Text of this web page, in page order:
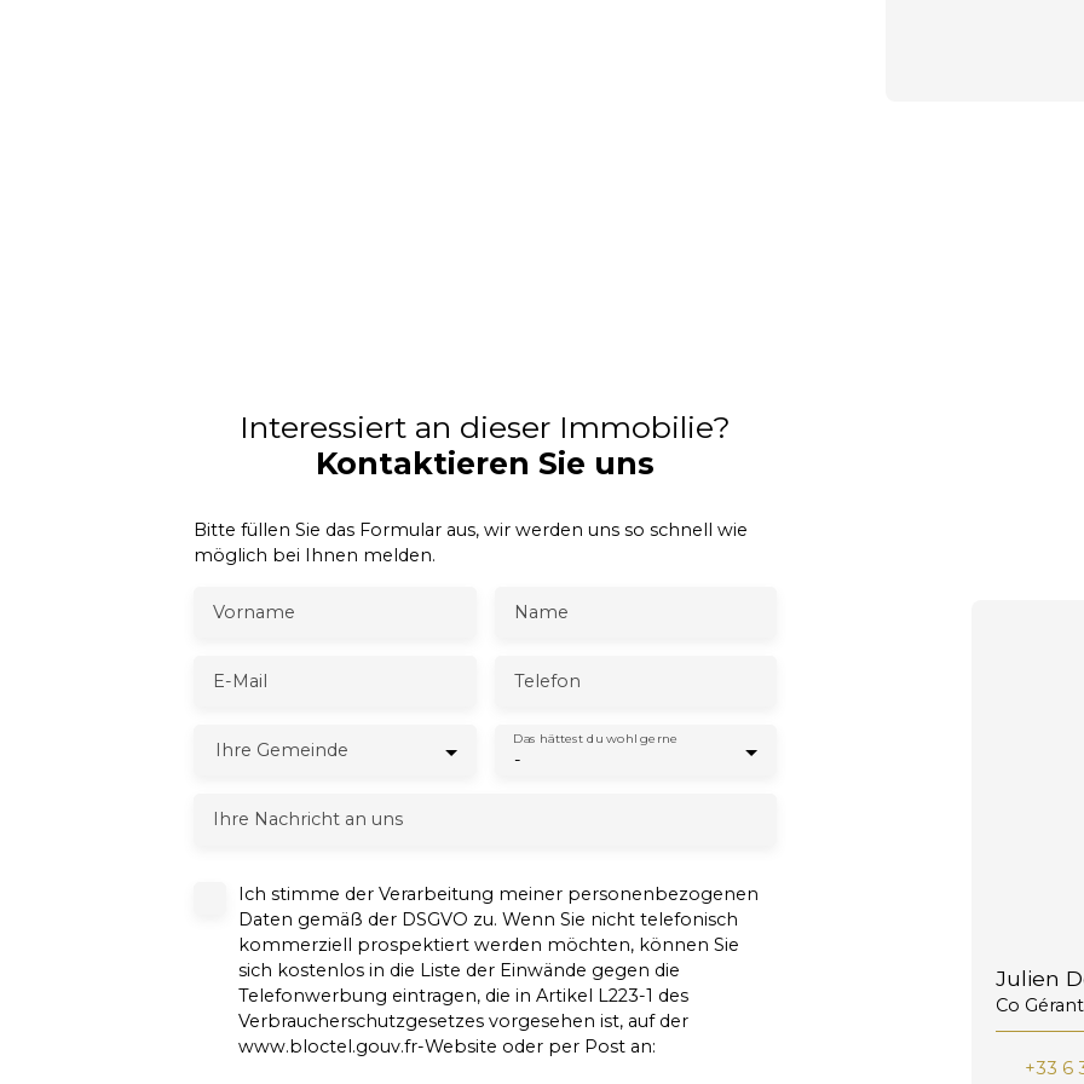
Interessiert an dieser Immobilie?
Kontaktieren Sie uns
Bitte füllen Sie das Formular aus, wir werden uns so schnell wie
möglich bei Ihnen melden.
Vorname Name
E-Mail Telefon
Ihre Gemeinde -
Das hättest du wohl gerne
Ihre Nachricht an uns
Ich stimme der Verarbeitung meiner personenbezogenen
Daten gemäß der DSGVO zu. Wenn Sie nicht telefonisch
kommerziell prospektiert werden möchten, können Sie
sich kostenlos in die Liste der Einwände gegen die
Telefonwerbung eintragen, die in Artikel L223-1 des
Verbraucherschutzgesetzes vorgesehen ist, auf der
www.bloctel.gouv.fr-Website oder per Post an:
Julien
Co Gérant
+33 6